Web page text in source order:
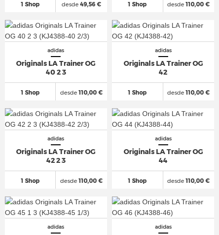
1 Shop desde49,56 € 1 Shop desde110,00 €
adidas
Originals LA Trainer OG
40 2 3
1 Shop desde110,00 €
adidas
Originals LA Trainer OG
42
1 Shop desde110,00 €
adidas
Originals LA Trainer OG
42 2 3
1 Shop desde110,00 €
adidas
Originals LA Trainer OG
44
1 Shop desde110,00 €
adidas adidas